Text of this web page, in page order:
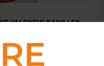
Valentin dans les